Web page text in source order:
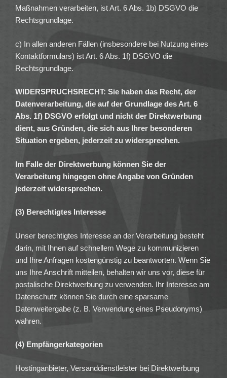
Maßnahmen verarbeiten, ist Art. 6 Abs. 1b) DSGVO die
Rechtsgrundlage.
c) In allen anderen Fällen (insbesondere bei Nutzung eines
Kontaktformulars) ist Art. 6 Abs. 1f) DSGVO die
Rechtsgrundlage.
WIDERSPRUCHSRECHT: Sie haben das Recht, der
Datenverarbeitung, die auf der Grundlage des Art. 6
Abs. 1f) DSGVO erfolgt und nicht der Direktwerbung
dient, aus Gründen, die sich aus Ihrer besonderen
Situation ergeben, jederzeit zu widersprechen.
Im Falle der Direktwerbung können Sie der
Verarbeitung hingegen ohne Angabe von Gründen
jederzeit widersprechen.
(3) Berechtigtes Interesse
Unser berechtigtes Interesse an der Verarbeitung besteht
darin, mit Ihnen auf schnellem Wege zu kommunizieren
und Ihre Anfragen kostengünstig zu beantworten. Wenn Sie
uns Ihre Anschrift mitteilen, behalten wir uns vor, diese für
postalische Direktwerbung zu verwenden. Ihr Interesse am
Datenschutz können Sie durch eine sparsame
Datenweitergabe (z. B. Verwendung eines Pseudonyms)
wahren.
(4) Empfängerkategorien
Hostinganbieter, Versanddienstleister bei Direktwerbung